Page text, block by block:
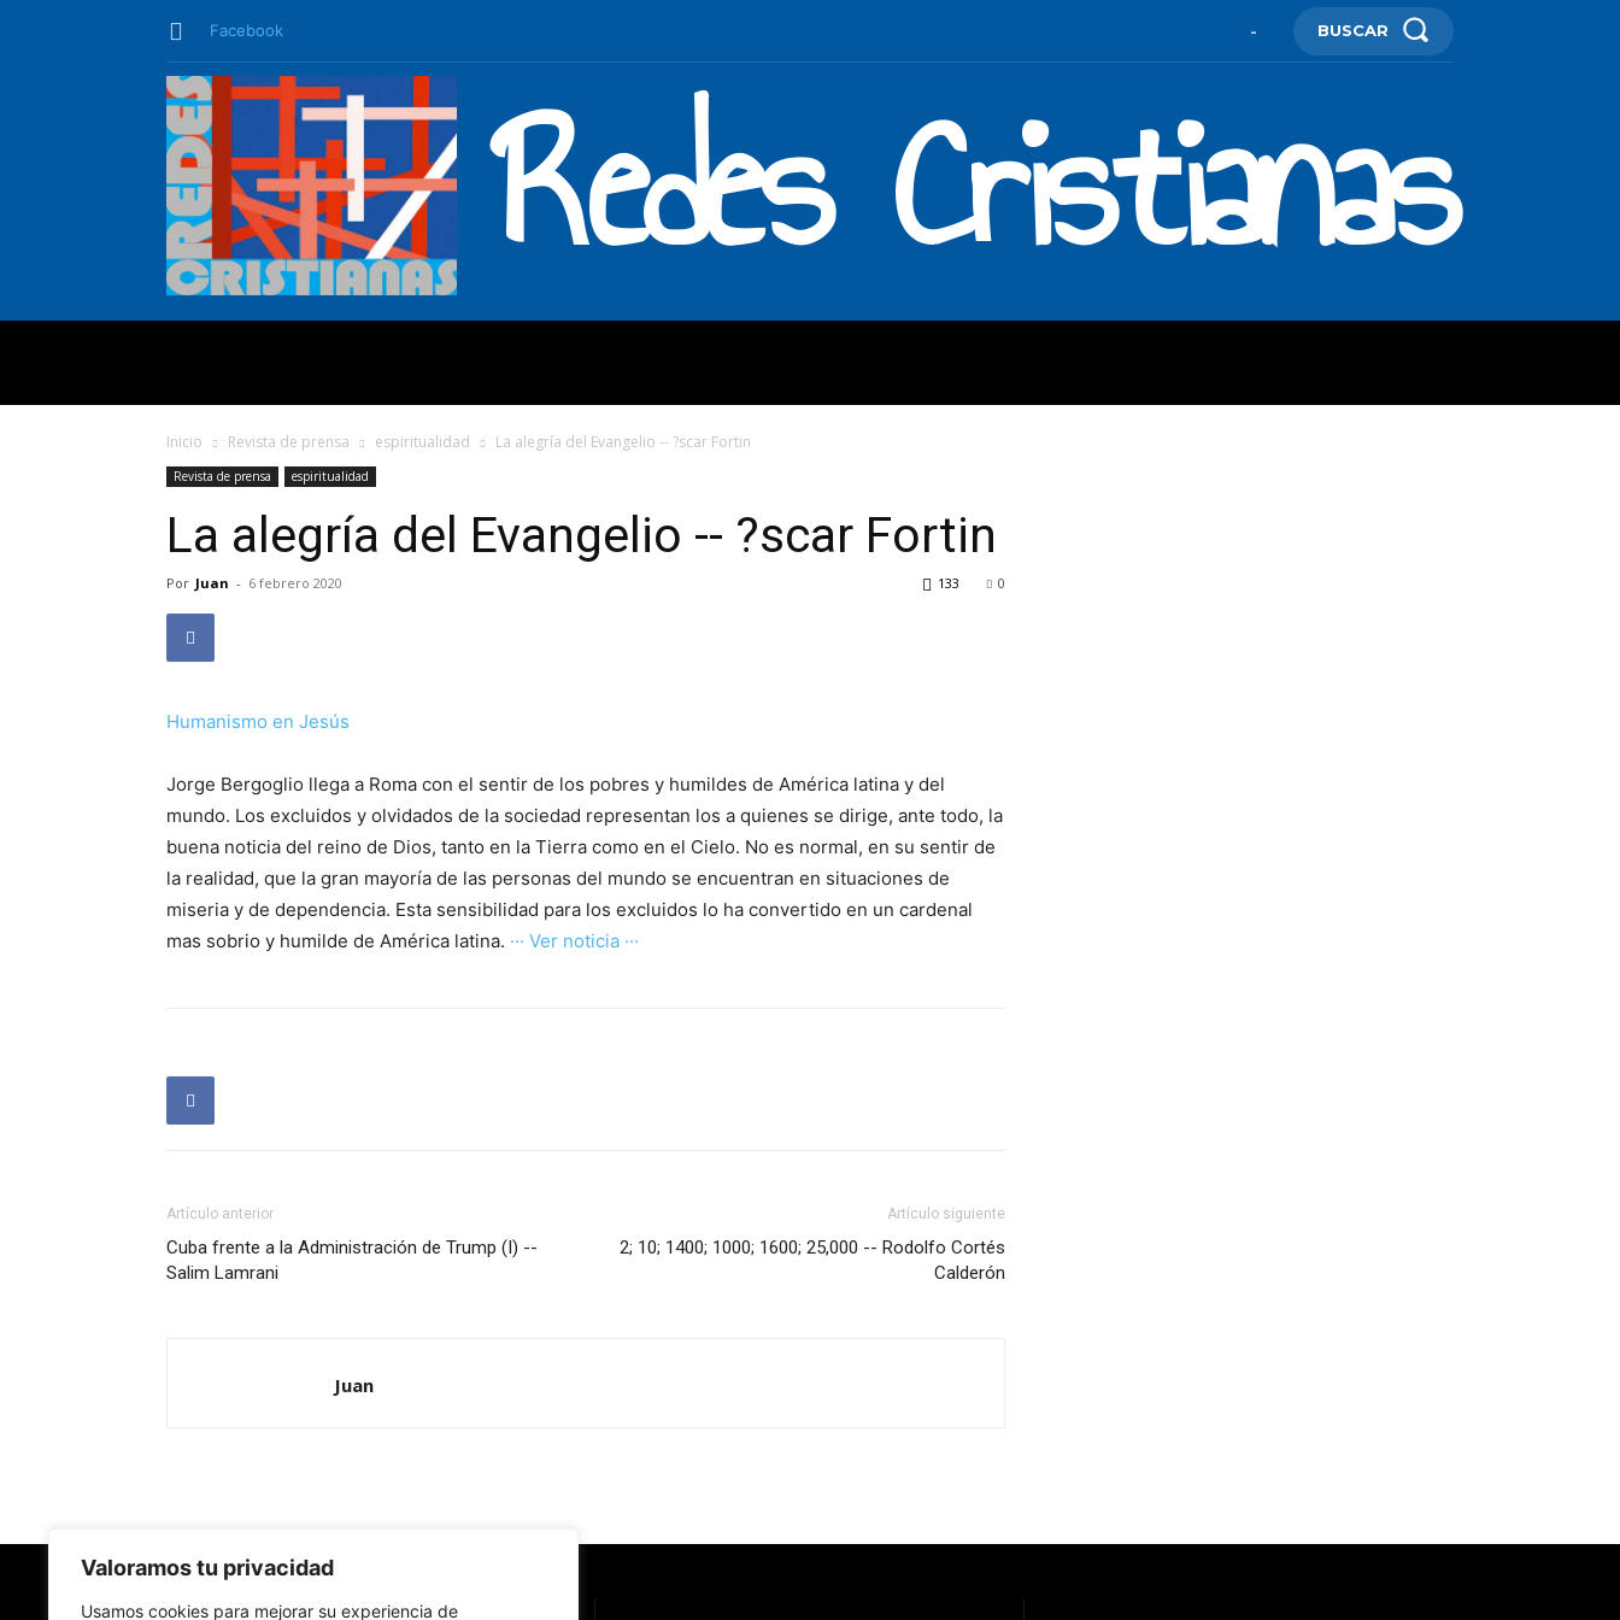
Valoramos tu privacidad
Usamos cookies para mejorar su experiencia de
Facebook - BUSCAR
Redes Cristianas
Inicio Revista de prensa espiritualidad La alegría del Evangelio -- ?scar Fortin
Revista de prensa espiritualidad
La alegría del Evangelio -- ?scar Fortin
Por Juan - 6 febrero 2020 0
133
Humanismo en Jesús
Jorge Bergoglio llega a Roma con el sentir de los pobres y humildes de América latina y del
mundo. Los excluidos y olvidados de la sociedad representan los a quienes se dirige, ante todo, la
buena noticia del reino de Dios, tanto en la Tierra como en el Cielo. No es normal, en su sentir de
la realidad, que la gran mayoría de las personas del mundo se encuentran en situaciones de
miseria y de dependencia. Esta sensibilidad para los excluidos lo ha convertido en un cardenal
mas sobrio y humilde de América latina. ··· Ver noticia ···
Artículo anterior
Cuba frente a la Administración de Trump (I) --
Salim Lamrani
Artículo siguiente
2; 10; 1400; 1000; 1600; 25,000 -- Rodolfo Cortés
Calderón
Juan